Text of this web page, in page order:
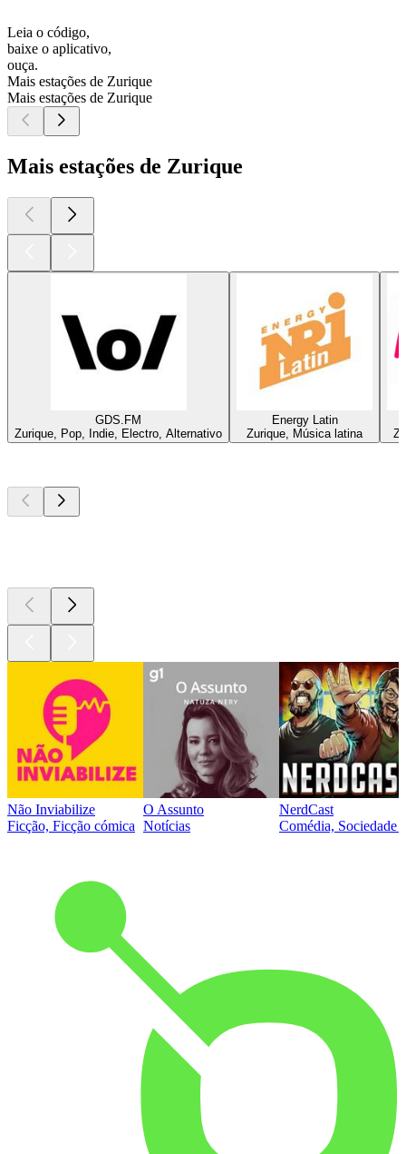
Leia o código,
baixe o aplicativo,
ouça.
Mais estações de Zurique
Mais estações de Zurique
Mais estações de Zurique
GDS.FM
Zurique, Pop, Indie, Electro, Alternativo
Energy Latin
Zurique, Música latina
Não Inviabilize
Ficção, Ficção cómica
O Assunto
Notícias
NerdCast
Comédia, Sociedade